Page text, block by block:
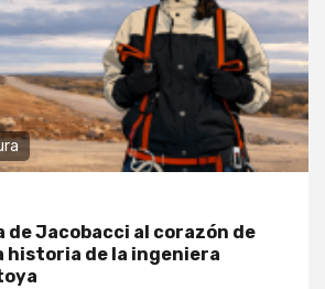
de Jacobacci al corazón de
historia de la ingeniera